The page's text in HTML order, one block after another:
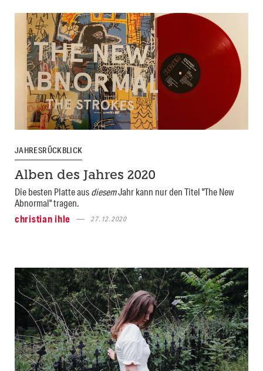
JAHRESRÜCKBLICK
Alben des Jahres 2020
Die besten Platte ausdiesemJahr kann nur den Titel "The New
Abnormal" tragen.
christian ihle
27.12.2020